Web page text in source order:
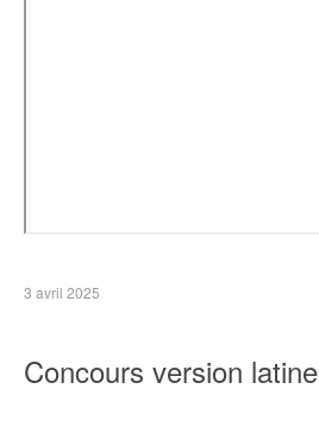
3 avril 2025
Concours version latine